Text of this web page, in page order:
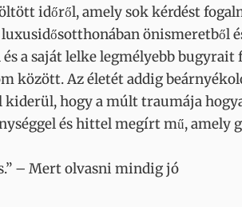
időről, amely sok kérdést
önismeretből
a saját lelke legmélyebb
között. Az életét addig
hogy a múlt traumája
és hittel megírt mű, amely
– Mert olvasni mindig jó